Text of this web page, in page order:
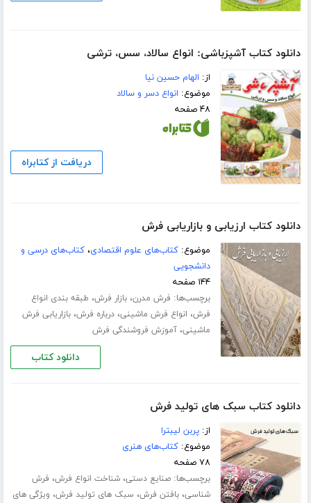
دانلود کتاب آشپزباشی: انواع سالاد، سس، ترشى
از: الهام حسین نیا
موضوع: انواع دسر و سالاد
۴۸ صفحه
دریافت از کتابراه
دانلود کتاب ارزیابی و بازاریابی فرش
موضوع:کتاب‌های علوم اقتصادی،کتاب‌های درسی و
دانشجویی
۱۴۴ صفحه
برچسب‌ها: فرش مدرن،بازار فرش، طبقه بندی انواع
فرش، انواع فرش ماشینی،درباره فرش،بازاریابی فرش
ماشینی،آموزش فروشندگی فرش
دانلود کتاب
دانلود کتاب سبک های تولید فرش
از:پربن لیبترا
موضوع:کتاب‌های هنری
۷۸ صفحه
برچسب‌ها:صنایع دستی،شناخت انواع فرش، فرش
شناسی،بافتن فرش، سبک های تولید فرش، ویژگی های